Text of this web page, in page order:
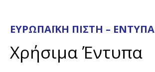
ΕΥΡΩΠΑΪΚΉ ΠΊΣΤΗ – ΈΝΤΥΠΑ
Χρήσιμα Έντυπα